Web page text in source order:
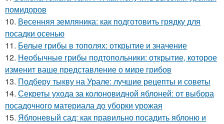
помидоров
10. Весенняя земляника: как подготовить грядку для
посадки осенью
11. Белые грибы в тополях: открытие и значение
12. Необычные грибы подтопольники: открытие, которое
изменит ваше представление о мире грибов
13. Подберу тыкву на Урале: лучшие рецепты и советы
14. Секреты ухода за колоновидной яблоней: от выбора
посадочного материала до уборки урожая
15. Яблоневый сад: как правильно посадить яблоню и